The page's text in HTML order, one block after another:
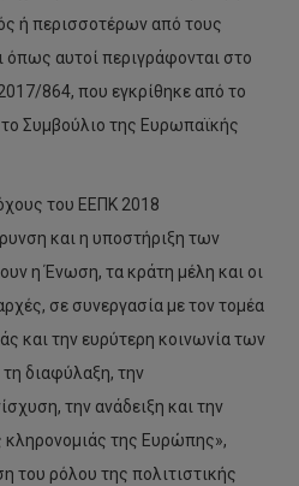
ή περισσοτέρων από τους
όπως αυτοί περιγράφονται στο
864, που εγκρίθηκε από το
Συμβούλιο της Ευρωπαϊκής
του ΕΕΠΚ 2018
και η υποστήριξη των
η Ένωση, τα κράτη μέλη και οι
σε συνεργασία με τον τομέα
και την ευρύτερη κοινωνία των
διαφύλαξη, την
την ανάδειξη και την
της Ευρώπης»,
ρόλου της πολιτιστικής